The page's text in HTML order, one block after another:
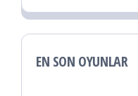
EN SON OYUNLAR